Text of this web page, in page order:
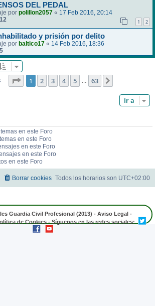
DEL PEDAL
por polillon2057 « 17 Feb 2016, 20:14
12 1 2
y prisión por delito
por baltico17 « 14 Feb 2016, 18:36
5
Página de 63
1 2 3 4 5 63
Ir a
en este Foro
en este Foro
en este Foro
en este Foro
en este Foro
Todos los horarios son UTC+02:00
Borrar cookies
Guardia Civil Profesional (2013) - Aviso Legal -
de Cookies - Síguenos en las redes sociales: